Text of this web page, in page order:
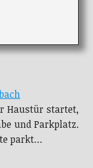
Haustür startet,
und Parkplatz.
parkt…